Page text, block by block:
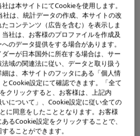
は本サイトにてCookieを使用します。
は、統計データの作成、本サイトの改
コンテンツ（広告を含む）を表示しま
社は、お客様のプロファイルを作成及
のデータ提供をする場合があります。
ーが日本国外に所在する場合は、サー
域の関連法に従い、データと取り扱う
は、本サイトのフッタにある「個人情
Cookie設定にて確認できます。「全て
クリックすると、お客様は、上記内
について」、Cookie設定に従い全ての
に同意をしたこととなります。お客様
るCookie設定をクリックすることで、
ることができます。